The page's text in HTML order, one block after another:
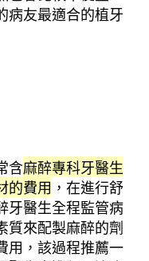
病友最適合的植牙
含麻醉專科牙醫生
的費用 ，在進行舒
牙醫生全程監管病
質來配製麻醉的劑
用，該過程推薦一